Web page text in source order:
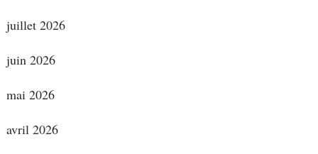
juillet 2026
juin 2026
mai 2026
avril 2026